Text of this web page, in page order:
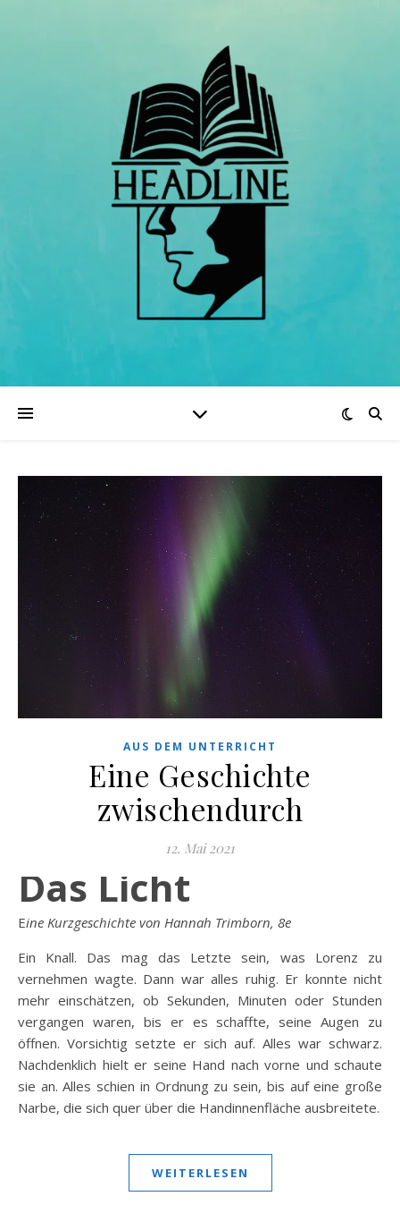
AUS DEM UNTERRICHT
Eine Geschichte
zwischendurch
12. Mai 2021
Das Licht
Eine Kurzgeschichte von Hannah Trimborn, 8e
Ein Knall. Das mag das Letzte sein, was Lorenz zu
vernehmen wagte. Dann war alles ruhig. Er konnte nicht
mehr einschätzen, ob Sekunden, Minuten oder Stunden
vergangen waren, bis er es schaffte, seine Augen zu
öffnen. Vorsichtig setzte er sich auf. Alles war schwarz.
Nachdenklich hielt er seine Hand nach vorne und schaute
sie an. Alles schien in Ordnung zu sein, bis auf eine große
Narbe, die sich quer über die Handinnenfläche ausbreitete.
WEITERLESEN